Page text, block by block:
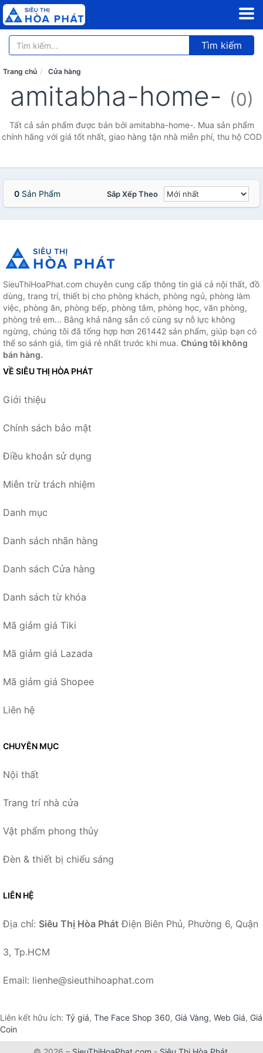
Tìm kiếm
Trang chủ Cửa hàng
amitabha-home- (0)
Tất cả sản phẩm được bán bởi amitabha-home-. Mua sản phẩm
chính hãng với giá tốt nhất, giao hàng tận nhà miễn phí, thu hộ COD
0 Sản Phẩm Sắp Xếp Theo
SieuThiHoaPhat.com chuyên cung cấp thông tin giá cả nội thất, đồ
dùng, trang trí, thiết bị cho phòng khách, phòng ngủ, phòng làm
việc, phòng ăn, phòng bếp, phòng tắm, phòng học, văn phòng,
phòng trẻ em... Bằng khả năng sẵn có cùng sự nỗ lực không
ngừng, chúng tôi đã tổng hợp hơn 261442 sản phẩm, giúp bạn có
thể so sánh giá, tìm giá rẻ nhất trước khi mua. Chúng tôi không
bán hàng.
VỀ SIÊU THỊ HÒA PHÁT
Giới thiệu
Chính sách bảo mật
Điều khoản sử dụng
Miễn trừ trách nhiệm
Danh mục
Danh sách nhãn hàng
Danh sách Cửa hàng
Danh sách từ khóa
Mã giảm giá Tiki
Mã giảm giá Lazada
Mã giảm giá Shopee
Liên hệ
CHUYÊN MỤC
Nội thất
Trang trí nhà cửa
Vật phẩm phong thủy
Đèn & thiết bị chiếu sáng
LIÊN HỆ
Địa chỉ: Siêu Thị Hòa Phát Điện Biên Phủ, Phường 6, Quận
3, Tp.HCM
Email: lienhe@sieuthihoaphat.com
Liên kết hữu ích: Tỷ giá, The Face Shop 360, Giá Vàng, Web Giá, Giá
Coin